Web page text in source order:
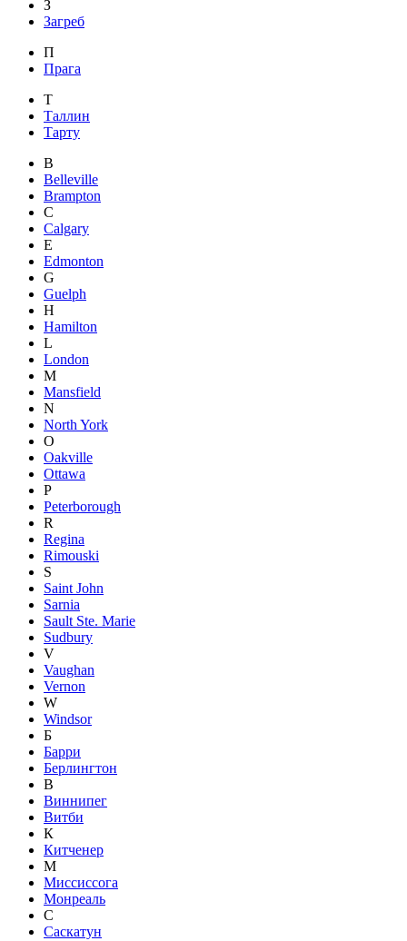
З
Загреб
П
Прага
Т
Таллин
Тарту
B
Belleville
Brampton
C
Calgary
E
Edmonton
G
Guelph
H
Hamilton
L
London
M
Mansfield
N
North York
O
Oakville
Ottawa
P
Peterborough
R
Regina
Rimouski
S
Saint John
Sarnia
Sault Ste. Marie
Sudbury
V
Vaughan
Vernon
W
Windsor
Б
Барри
Берлингтон
В
Виннипег
Витби
К
Китченер
М
Миссиссога
Монреаль
С
Саскатун